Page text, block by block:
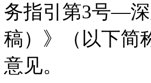
务指引第3号—
稿）》（以下简
意见。